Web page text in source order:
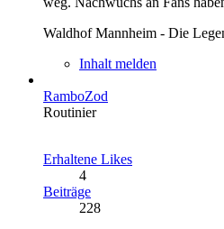
Waldhof Mannheim - Die
Inhalt melden
RamboZod
Routinier
Erhaltene Likes
4
Beiträge
228